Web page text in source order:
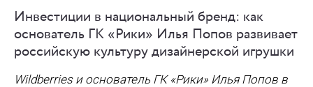
Инвестиции в национальный бренд: как
основатель ГК «Рики» Илья Попов развивает
российскую культуру дизайнерской игрушки
Wildberries и основатель ГК «Рики» Илья Попов в